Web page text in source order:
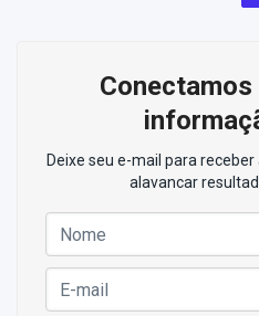
Deixe seu e-mail para
alavancar